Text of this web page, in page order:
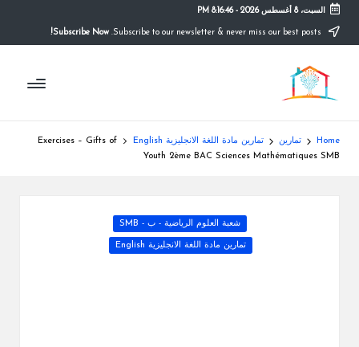
content
السبت، 8 أغسطس 2026 -
8:16:47 PM
Subscribe Now!
م
و
ق
ع
التعليم
الصريح
Home تمارين تمارين مادة اللغة الانجليزية English
Exercises – Gifts of
Youth 2ème BAC Sciences Mathématiques SMB
Posted
in
شعبة العلوم الرياضية - ب - SMB
تمارين مادة اللغة الانجليزية English